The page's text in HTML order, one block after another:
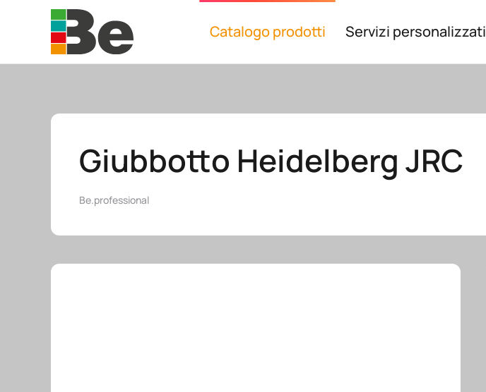
Skip to main content Catalogo prodotti Servizi personalizzati
Giubbotto Heidelberg JRC
Be.professional